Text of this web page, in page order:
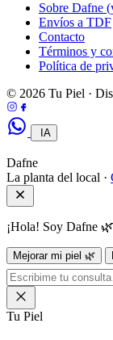
Sobre Dafne
Envíos a TDF
Contacto
Términos y
Política de
© 2026 Tu Piel ·
IA
Dafne
La planta del local ·
¡Hola! Soy Dafne
Mejorar mi piel 🌿
Tu Piel